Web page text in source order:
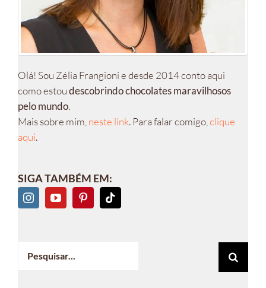
Olá! Sou Zélia Frangioni e desde 2014 conto aqui
como estoudescobrindo chocolates maravilhosos
pelo mundo.
Mais sobre mim, neste link. Para falar comigo, clique
aqui.
SIGA TAMBÉM EM:
resultados